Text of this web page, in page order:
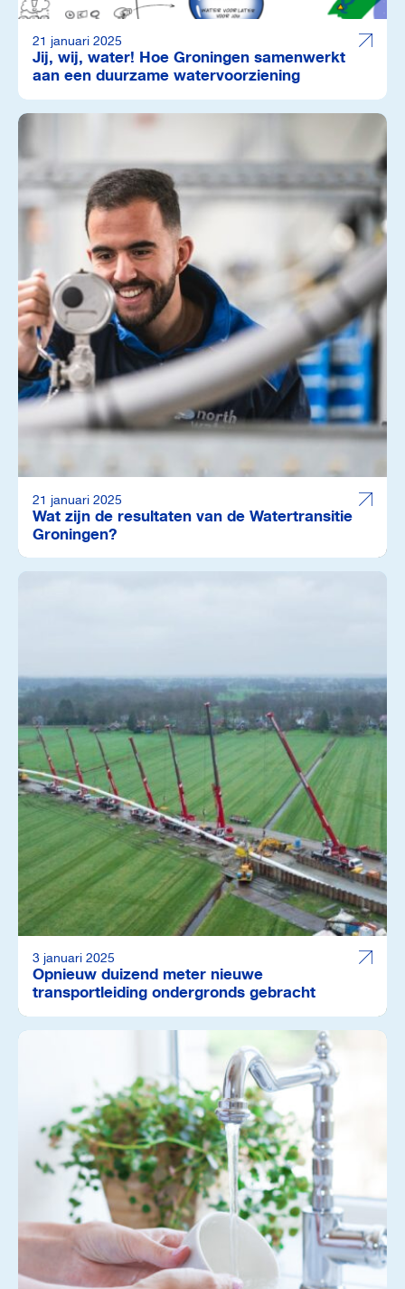
21 januari 2025
Jij, wij, water! Hoe Groningen samenwerkt
aan een duurzame watervoorziening
21 januari 2025
Wat zijn de resultaten van de Watertransitie
Groningen?
3 januari 2025
Opnieuw duizend meter nieuwe
transportleiding ondergronds gebracht